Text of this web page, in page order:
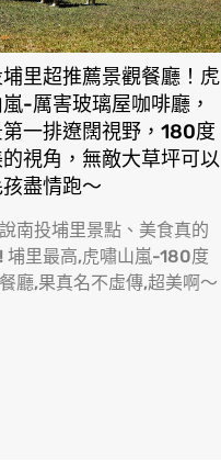
里超推薦景觀餐廳！虎
-厲害玻璃屋咖啡廳，
第一排遼闊視野，180度
視角，無敵大草坪可以
盡情跑〜
南投埔里景點、美食真的
埔里最高,虎嘯山嵐-180度
廳,果真名不虛傳,超美啊〜